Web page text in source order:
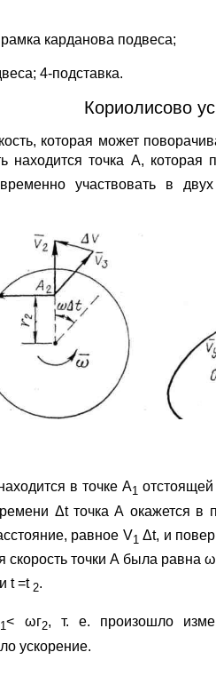
карданова подвеса;
4-подставка.
Кориолисово
которая может
находится точка А,
участвовать в
в точке А1
Δt точка А окажется в
равное V1 Δt, и
скорость точки А была равна
t =t2.
1< ωг2, т. е. произошло
ускорение.